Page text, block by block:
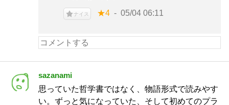
ナイス ★4 05/04 06:11
sazanami
思っていた哲学書ではなく、物語形式で読みやす
い。ずっと気になっていた、そして初めてのプラ